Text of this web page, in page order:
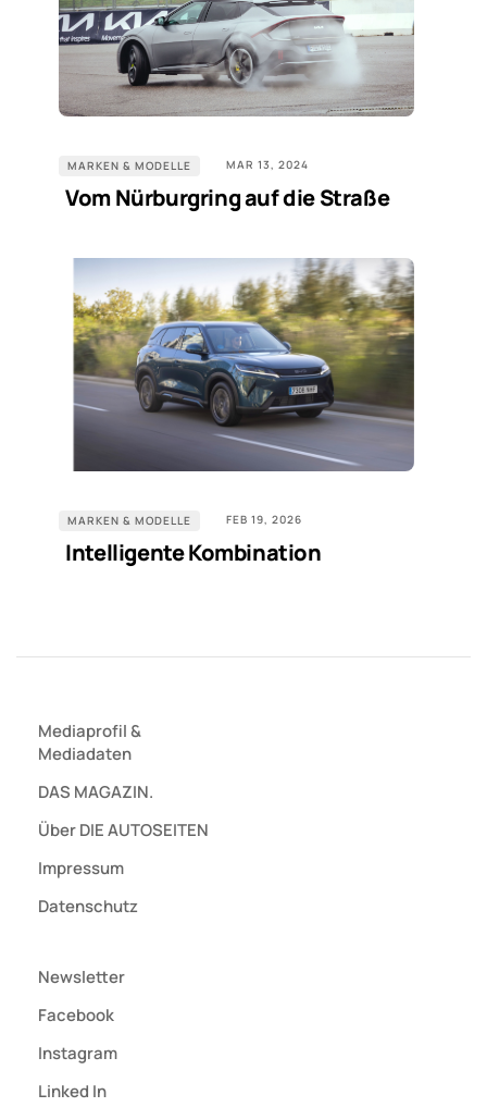
MARKEN & MODELLE MAR 13, 2024
Vom Nürburgring auf die Straße
MARKEN & MODELLE FEB 19, 2026
Intelligente Kombination
Mediaprofil&
Mediadaten
DAS MAGAZIN.
Über DIE AUTOSEITEN
Impressum
Datenschutz
Newsletter
Facebook
Instagram
Linked In